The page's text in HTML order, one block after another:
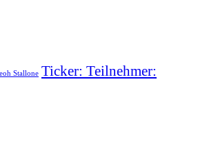
Stallone Ticker: Teilnehmer: